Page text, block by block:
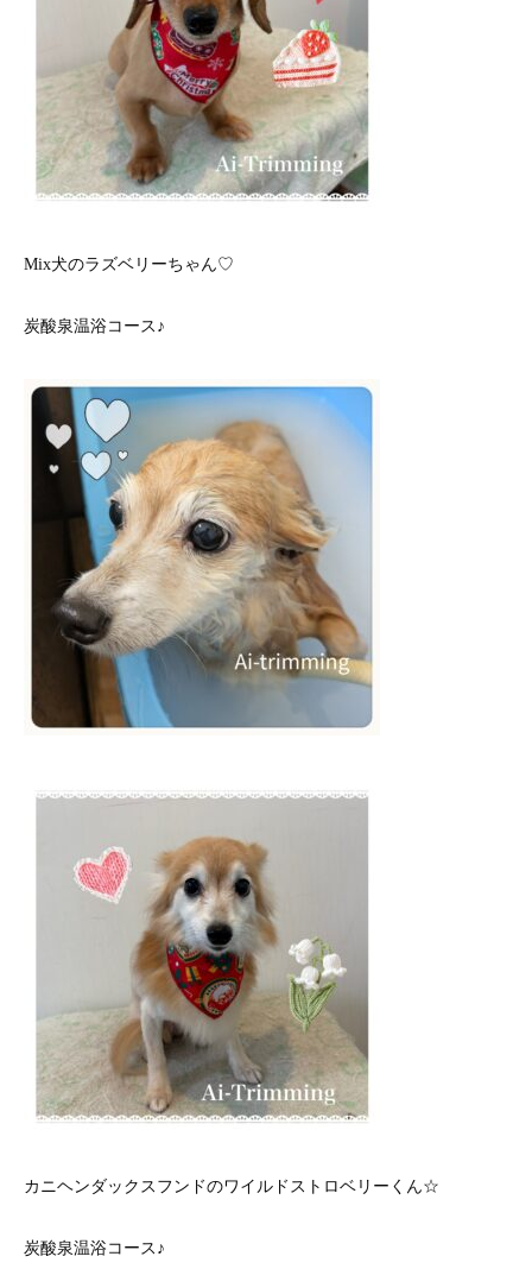
Mix犬のラズベリーちゃん♡
炭酸泉温浴コース♪
カニヘンダックスフンドのワイルドストロベリーくん☆
炭酸泉温浴コース♪